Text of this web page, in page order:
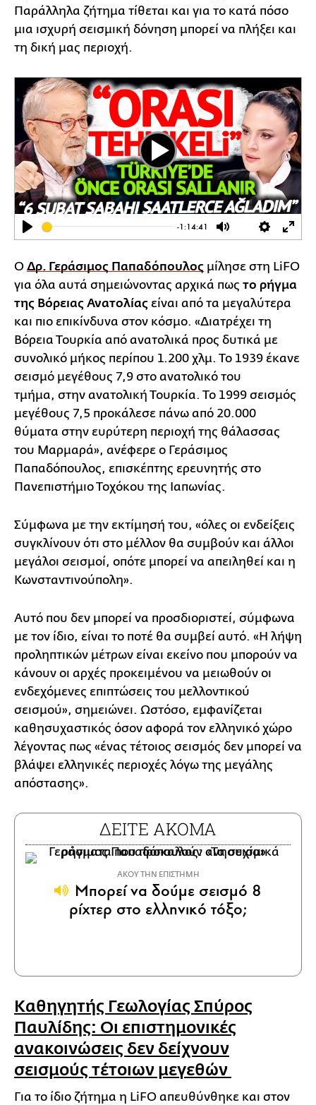
Παράλληλα ζήτημα τίθεται και για το κατά πόσο
μια ισχυρή σεισμική δόνηση μπορεί να πλήξει και
τη δική μας περιοχή.
Play
-1:14:41
Mute Settings
Play
Ο Δρ. Γεράσιμος Παπαδόπουλος μίλησε στη LiFO
για όλα αυτά σημειώνοντας αρχικά πως το ρήγμα
της Βόρειας Ανατολίας είναι από τα μεγαλύτερα
και πιο επικίνδυνα στον κόσμο. «Διατρέχει τη
Βόρεια Τουρκία από ανατολικά προς δυτικά με
συνολικό μήκος περίπου 1.200 χλμ. Το 1939 έκανε
σεισμό μεγέθους 7,9 στο ανατολικό του
τμήμα, στην ανατολική Τουρκία. Το 1999 σεισμός
μεγέθους 7,5 προκάλεσε πάνω από 20.000
θύματα στην ευρύτερη περιοχή της θάλασσας
του Μαρμαρά», ανέφερε ο Γεράσιμος
Παπαδόπουλος, επισκέπτης ερευνητής στο
Πανεπιστήμιο Τοχόκου της Ιαπωνίας.
Σύμφωνα με την εκτίμησή του, «όλες οι ενδείξεις
συγκλίνουν ότι στο μέλλον θα συμβούν και άλλοι
μεγάλοι σεισμοί, οπότε μπορεί να απειληθεί και η
Κωνσταντινούπολη».
Αυτό που δεν μπορεί να προσδιοριστεί, σύμφωνα
με τον ίδιο, είναι το ποτέ θα συμβεί αυτό. «Η λήψη
προληπτικών μέτρων είναι εκείνο που μπορούν να
κάνουν οι αρχές προκειμένου να μειωθούν οι
ενδεχόμενες επιπτώσεις του μελλοντικού
σεισμού», σημειώνει. Ωστόσο, εμφανίζεται
καθησυχαστικός όσον αφορά τον ελληνικό χώρο
λέγοντας πως «ένας τέτοιος σεισμός δεν μπορεί να
βλάψει ελληνικές περιοχές λόγω της μεγάλης
απόστασης».
ΔΕΙΤΕ ΑΚΟΜΑ
ΑΚΟΥ ΤΗΝ ΕΠΙΣΤΗΜΗ
Μπορεί να δούμε σεισμό 8
ρίχτερ στο ελληνικό τόξο;
Καθηγητής Γεωλογίας Σπύρος
Παυλίδης: Οι επιστημονικές
ανακοινώσεις δεν δείχνουν
σεισμούς τέτοιων μεγεθών
Για το ίδιο ζήτημα η LiFO απευθύνθηκε και στον